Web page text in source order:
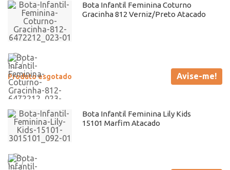
Bota Infantil Feminina Coturno
Gracinha 812 Verniz/Preto Atacado
Produto esgotado Avise-me!
Bota Infantil Feminina Lily Kids
15101 Marfim Atacado